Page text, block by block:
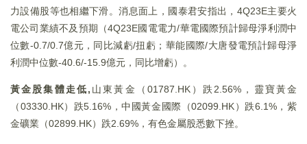
力設備股等也相繼下滑。消息面上，國泰君安指出，4Q23E主要火
電公司業績不及預期（4Q23E國電電力/華電國際預計歸母淨利潤中
位數-0.7/0.7億元，同比減虧/扭虧；華能國際/大唐發電預計歸母淨
利潤中位數-40.6/-15.9億元，同比增虧）。
黃金股集體走低, 山東黃金（01787.HK）跌2.56%，靈寶黃金
（03330.HK）跌5.16%，中國黃金國際（02099.HK）跌6.1%，紫
金礦業（02899.HK）跌2.69%，有色金屬股悉數下挫。